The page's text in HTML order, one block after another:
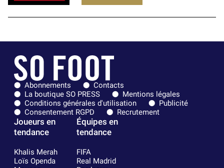
Abonnements
Contacts
La boutique SO PRESS
Mentions légales
Conditions générales d'utilisation
Publicité
Consentement RGPD
Recrutement
Joueurs en
tendance
Khalis Merah
Loïs Openda
Équipes en
tendance
FIFA
Real Madrid